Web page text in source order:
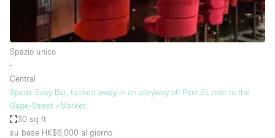
Tipo di spazio
Acquista Condividi
Atelier / Laboratorio
Boutique/negozio
Spazio unico
∙
Central
Speak Easy Bar, tucked away in an alleyway off Peel St. next to the
Gage-Street =Market.
30 sq ft
su base HK$6,000 al giorno